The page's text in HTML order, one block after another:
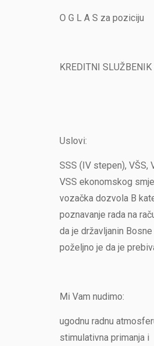
O G L A S za poziciju
KREDITNI
Uslovi:
SSS (IV stepen),
VSS ekonomskog
vozačka dozvola B
poznavanje rada na
da je državljanin
poželjno je da je
Mi Vam nudimo:
ugodnu radnu
stimulativna primanja i